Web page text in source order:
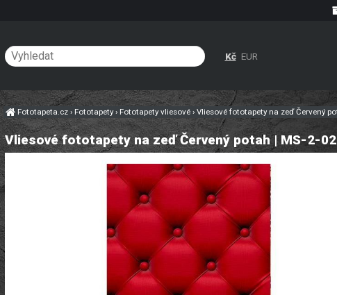
Vliesové fototapety na zeď Červený potah | MS-2-
Fototapeta.cz› Fototapety› Fototapety vliesové ›Vliesové fototapety na zeď Červený
Kč EUR